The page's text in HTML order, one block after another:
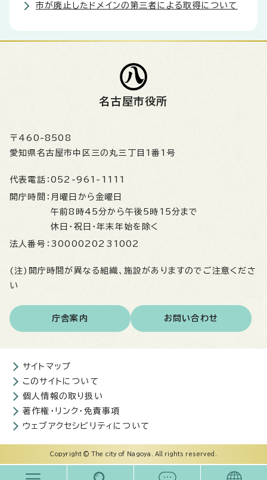
市が廃止したドメインの第三者による取得について
名古屋市役所
〒460-8508
愛知県名古屋市中区三の丸三丁目1番1号
代表電話： 052-961-1111
開庁時間： 月曜日から金曜日
午前8時45分から午後5時15分まで
休日・祝日・年末年始を除く
法人番号： 3000020231002
(注)開庁時間が異なる組織、施設がありますのでご注意くださ
い
庁舎案内 お問い合わせ
サイトマップ
このサイトについて
個人情報の取り扱い
著作権・リンク・免責事項
ウェブアクセシビリティについて
Copyright © The city of Nagoya. All rights reserved.